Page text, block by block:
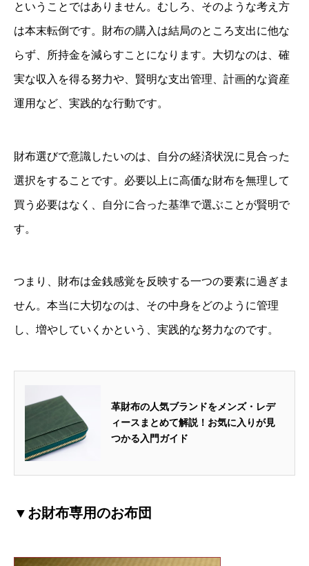
ということではありません。むしろ、そのような考え方
は本末転倒です。財布の購入は結局のところ支出に他な
らず、所持金を減らすことになります。大切なのは、確
実な収入を得る努力や、賢明な支出管理、計画的な資産
運用など、実践的な行動です。
財布選びで意識したいのは、自分の経済状況に見合った
選択をすることです。必要以上に高価な財布を無理して
買う必要はなく、自分に合った基準で選ぶことが賢明で
す。
つまり、財布は金銭感覚を反映する一つの要素に過ぎま
せん。本当に大切なのは、その中身をどのように管理
し、増やしていくかという、実践的な努力なのです。
革財布の人気ブランドをメンズ・レデ
ィースまとめて解説！お気に入りが見
つかる入門ガイド
▼お財布専用のお布団